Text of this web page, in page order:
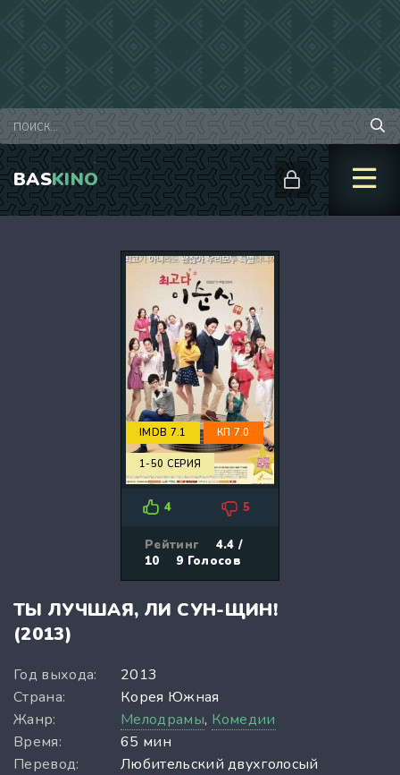
BASKINO
IMDB 7.1 КП 7.0
1-50 СЕРИЯ
4 5
Рейтинг
4.4 /
10
9 Голосов
ТЫ ЛУЧШАЯ, ЛИ СУН-ЩИН!
(2013)
Год выхода:
2013
Страна:
Корея Южная
Жанр:
Мелодрамы, Комедии
Время:
65 мин
Перевод:
Любительский двухголосый